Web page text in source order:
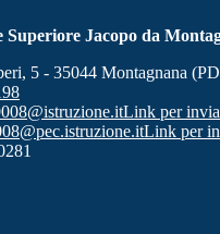
Jacopo da
5 - 35044 Montagnana
Link per
Link per